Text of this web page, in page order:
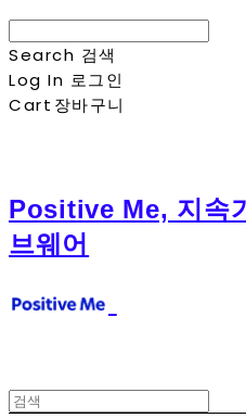
Search 검색
Log In 로그인
Cart 장바구니
Positive Me, 지속
브웨어